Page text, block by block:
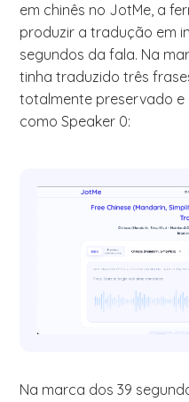
em chinês no JotMe, a
produzir a tradução em
segundos da fala. Na
tinha traduzido três
totalmente preservado
como Speaker 0:
Na marca dos 39